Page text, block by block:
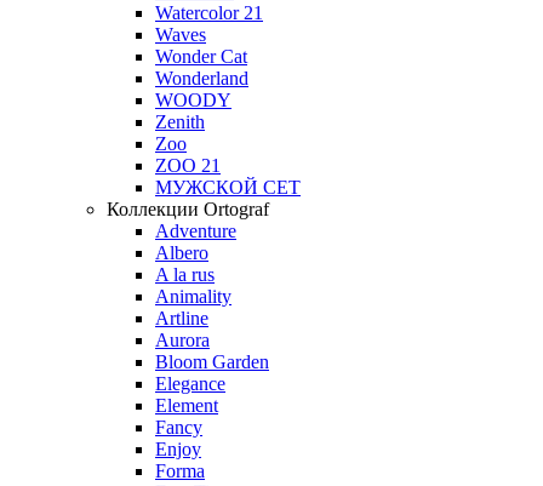
Watercolor 21
Waves
Wonder Cat
Wonderland
WOODY
Zenith
Zoo
ZOO 21
МУЖСКОЙ СЕТ
Коллекции Ortograf
Adventure
Albero
A la rus
Animality
Artline
Aurora
Bloom Garden
Elegance
Element
Fancy
Enjoy
Forma